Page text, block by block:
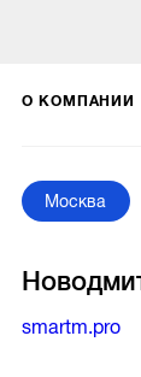
О КОМПАНИИ
Москва
smartm.pro